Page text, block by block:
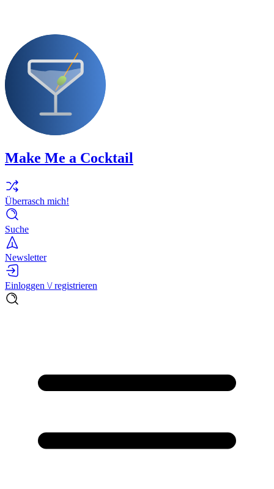
Make Me a Cocktail
Überrasch mich!
Suche
Newsletter
Einloggen \/ registrieren